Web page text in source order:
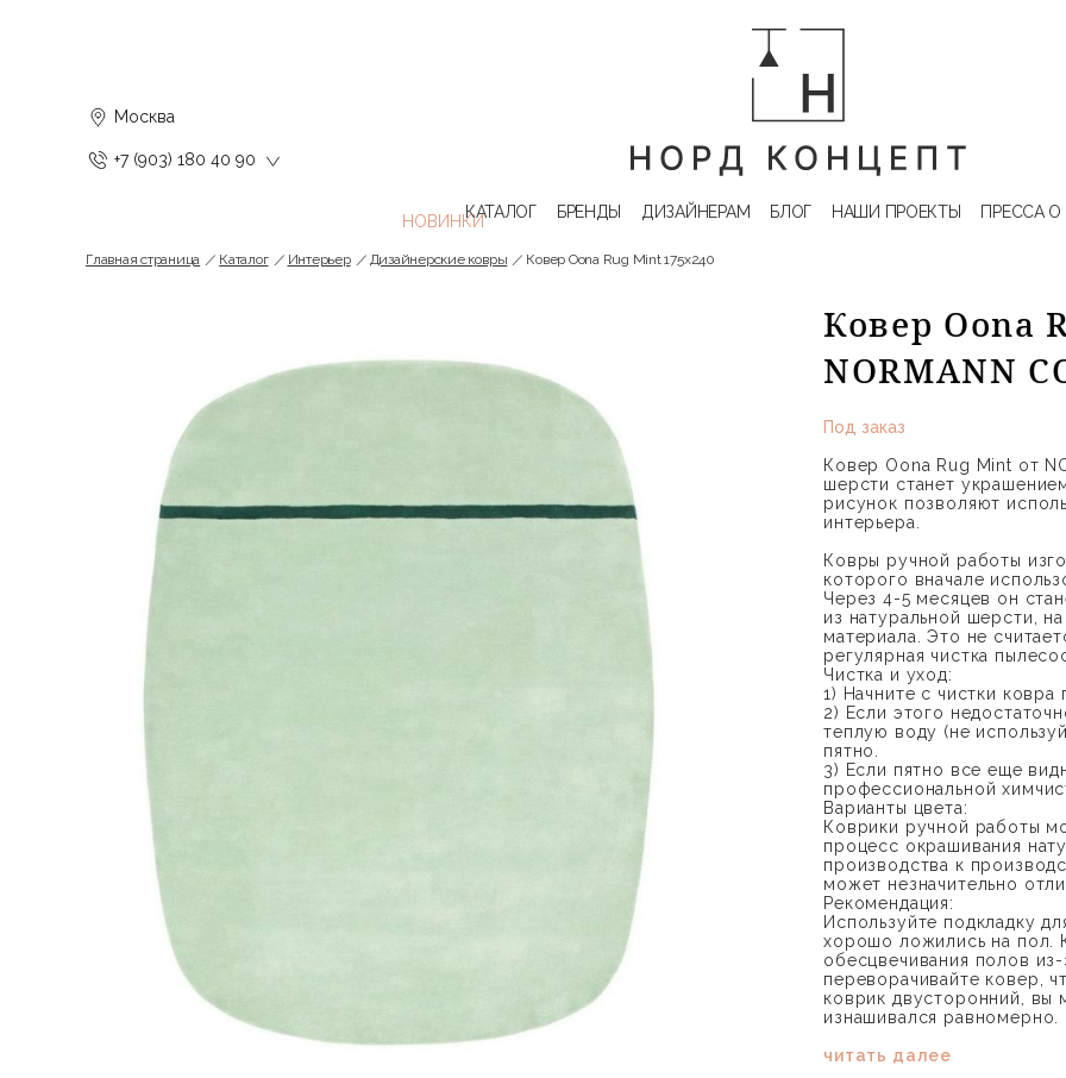
Москва
+7 (903) 180 40 90
КАТАЛОГ БРЕНДЫ ДИЗАЙНЕРАМ БЛОГ НАШИ ПРОЕКТЫ ПРЕССА О
Главная страница Каталог Интерьер Дизайнерские ковры Ковер Oona Rug Mint 175х240
Ковер Oona
NORMANN
Под заказ
Ковер Oona Rug Mint от
шерсти станет
рисунок позволяют
интерьера.
Ковры ручной работы
которого вначале
Через 4-5 месяцев он
из натуральной шерсти,
материала. Это не
регулярная чистка
Чистка и уход:
1) Начните с чистки
2) Если этого
теплую воду (не
пятно.
3) Если пятно все еще
профессиональной
Варианты цвета:
Коврики ручной работы
процесс окрашивания
производства к
может незначительно
Рекомендация:
Используйте подкладку
хорошо ложились на пол.
обесцвечивания полов
переворачивайте ковер,
коврик двусторонний, вы
изнашивался равномерно.
читать далее